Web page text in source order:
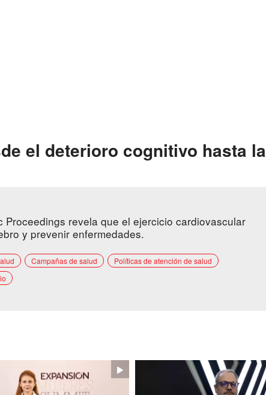
el deterioro cognitivo hasta la
revela que el ejercicio cardiovascular
y prevenir enfermedades.
Campañas de salud
Políticas de atención de salud